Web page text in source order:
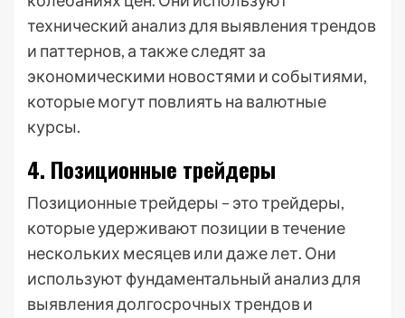
технический анализ для выявления трендов
и паттернов, а также следят за
экономическими новостями и событиями,
которые могут повлиять на валютные
курсы.
4. Позиционные трейдеры
Позиционные трейдеры – это трейдеры,
которые удерживают позиции в течение
нескольких месяцев или даже лет. Они
используют фундаментальный анализ для
выявления долгосрочных трендов и